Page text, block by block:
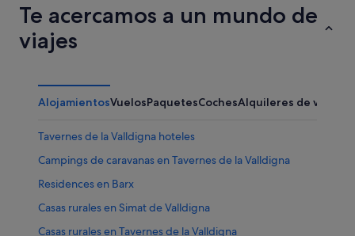
Te acercamos a un mundo de
viajes
AlojamientosVuelosPaquetesCochesAlquileres de
Tavernes de la Valldigna hoteles
Campings de caravanas en Tavernes de la Valldigna
Residences en Barx
Casas rurales en Simat de Valldigna
Casas rurales en Tavernes de la Valldigna